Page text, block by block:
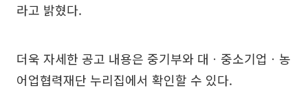
라고 밝혔다.
더욱 자세한 공고 내용은 중기부와 대ㆍ중소기업ㆍ농
어업협력재단 누리집에서 확인할 수 있다.